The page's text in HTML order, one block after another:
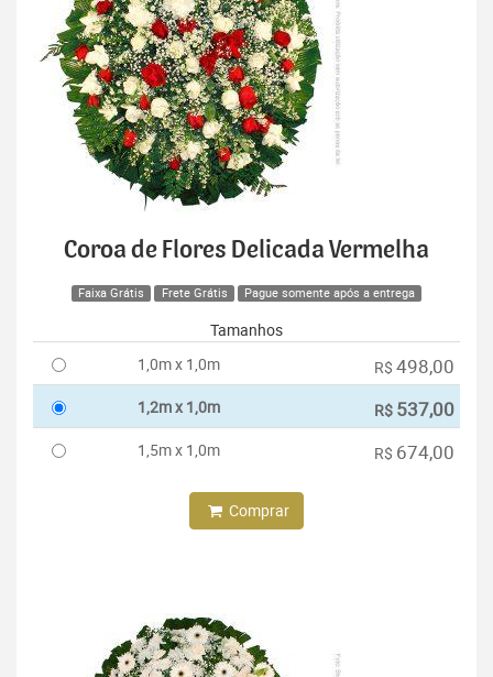
Coroa de Flores Delicada Vermelha
Faixa Grátis Frete Grátis Pague somente após a entrega
Tamanhos
1,0m x 1,0m
R$ 498,00
1,2m x 1,0m R$ 537,00
1,5m x 1,0m R$ 674,00
Comprar